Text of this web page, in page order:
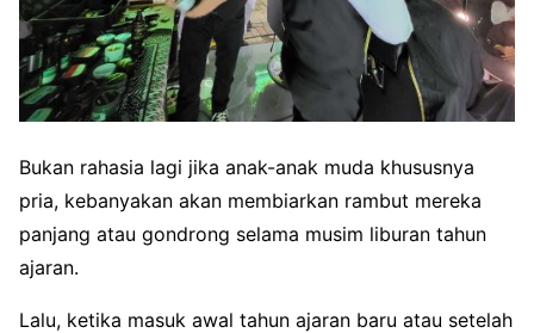
Bukan rahasia lagi jika anak-anak muda khususnya
pria, kebanyakan akan membiarkan rambut mereka
panjang atau gondrong selama musim liburan tahun
ajaran.
Lalu, ketika masuk awal tahun ajaran baru atau setelah